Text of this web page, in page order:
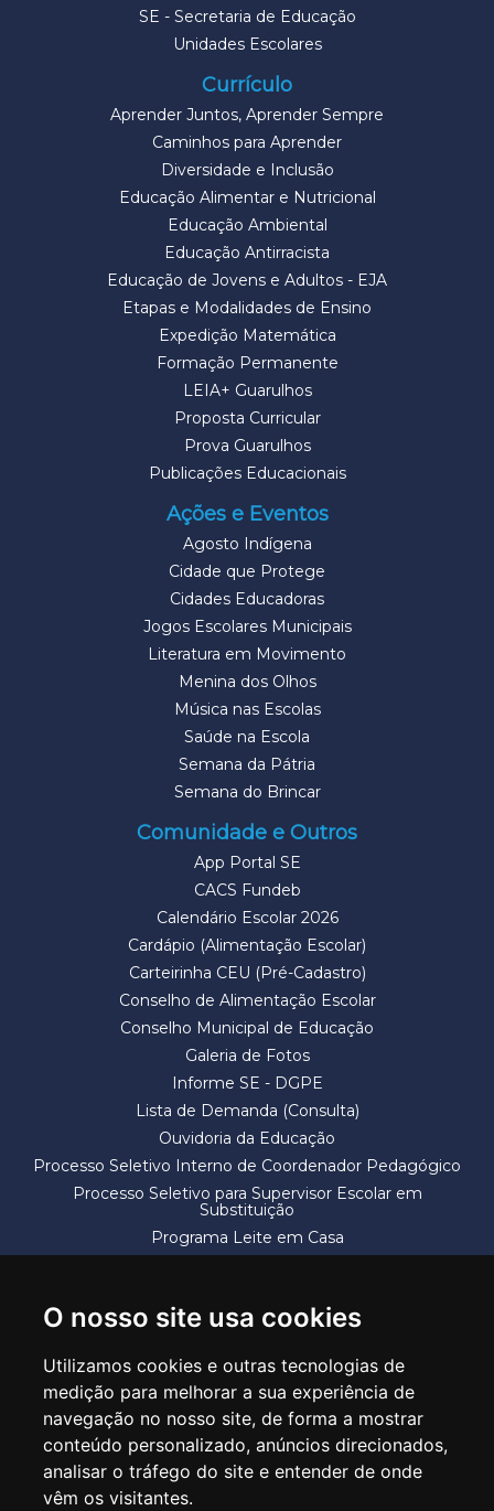
O nosso site usa cookies
Utilizamos cookies e outras tecnologias de
medição para melhorar a sua experiência de
navegação no nosso site, de forma a mostrar
conteúdo personalizado, anúncios direcionados,
analisar o tráfego do site e entender de onde
vêm os visitantes.
SE - Secretaria de Educação
Unidades Escolares
Currículo
Aprender Juntos, Aprender Sempre
Caminhos para Aprender
Diversidade e Inclusão
Educação Alimentar e Nutricional
Educação Ambiental
Educação Antirracista
Educação de Jovens e Adultos - EJA
Etapas e Modalidades de Ensino
Expedição Matemática
Formação Permanente
LEIA+ Guarulhos
Proposta Curricular
Prova Guarulhos
Publicações Educacionais
Ações e Eventos
Agosto Indígena
Cidade que Protege
Cidades Educadoras
Jogos Escolares Municipais
Literatura em Movimento
Menina dos Olhos
Música nas Escolas
Saúde na Escola
Semana da Pátria
Semana do Brincar
Comunidade e Outros
App Portal SE
CACS Fundeb
Calendário Escolar 2026
Cardápio (Alimentação Escolar)
Carteirinha CEU (Pré-Cadastro)
Conselho de Alimentação Escolar
Conselho Municipal de Educação
Galeria de Fotos
Informe SE - DGPE
Lista de Demanda (Consulta)
Ouvidoria da Educação
Processo Seletivo Interno de Coordenador Pedagógico
Processo Seletivo para Supervisor Escolar em
Substituição
Programa Leite em Casa
SECRETARIA DE EDUCAÇÃO
Rua Claudino Barbosa, 313 - Macedo - Guarulhos/SP CEP 07113-040
Central de Atendimento: *55 11 2475-7300